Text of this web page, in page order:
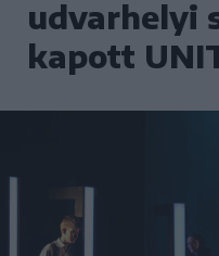
udvarhelyi
kapott